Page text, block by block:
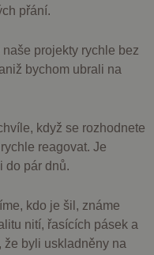
přání.
projekty rychle bez
bychom ubrali na
když se rozhodnete
reagovat. Je
do pár dnů.
kdo je šil, známe
nití, řasících pásek a
že byli uskladněny na